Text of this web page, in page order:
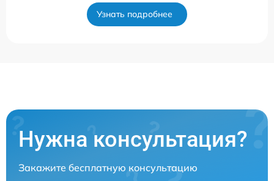
Узнать подробнее
Нужна консультация?
Закажите бесплатную консультацию